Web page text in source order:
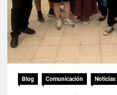
Blog Comunicación Noticias